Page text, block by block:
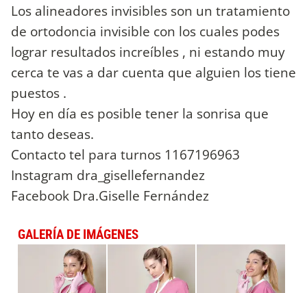
Los alineadores invisibles son un tratamiento
de ortodoncia invisible con los cuales podes
lograr resultados increíbles , ni estando muy
cerca te vas a dar cuenta que alguien los tiene
puestos .
Hoy en día es posible tener la sonrisa que
tanto deseas.
Contacto tel para turnos 1167196963
Instagram dra_gisellefernandez
Facebook Dra.Giselle Fernández
GALERÍA DE IMÁGENES